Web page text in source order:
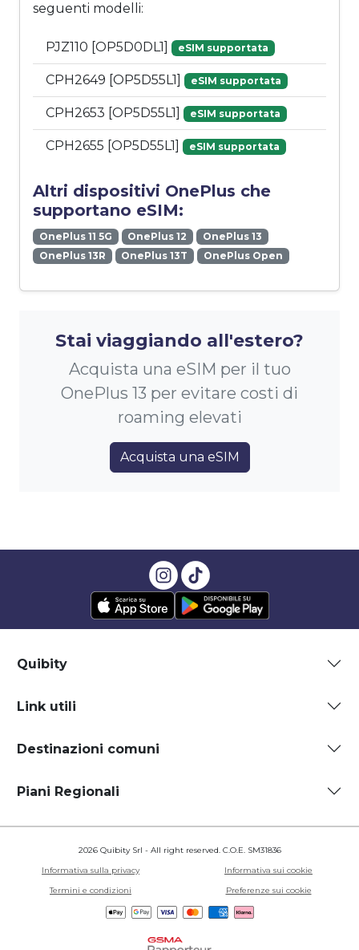
seguenti modelli:
PJZ110 [OP5D0DL1] eSIM supportata
CPH2649 [OP5D55L1] eSIM supportata
CPH2653 [OP5D55L1] eSIM supportata
CPH2655 [OP5D55L1] eSIM supportata
Altri dispositivi OnePlus che
supportano eSIM:
OnePlus 11 5G OnePlus 12
OnePlus 13
OnePlus 13R
OnePlus 13T OnePlus Open
Stai viaggiando all'estero?
Acquista una eSIM per il tuo
OnePlus 13 per evitare costi di
roaming elevati
Acquista una eSIM
Quibity
Link utili
Destinazioni comuni
Piani Regionali
2026 Quibity Srl - All right reserved. C.O.E. SM31836
Informativa sulla privacy
Informativa sui cookie
Termini e condizioni
Preferenze sui cookie